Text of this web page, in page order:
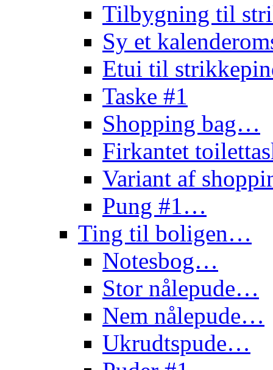
Tilbygning til
Sy et
Etui til
Taske #1
Shopping bag…
Firkantet
Variant af
Pung #1…
Ting til boligen…
Notesbog…
Stor nålepude…
Nem nålepude…
Ukrudtspude…